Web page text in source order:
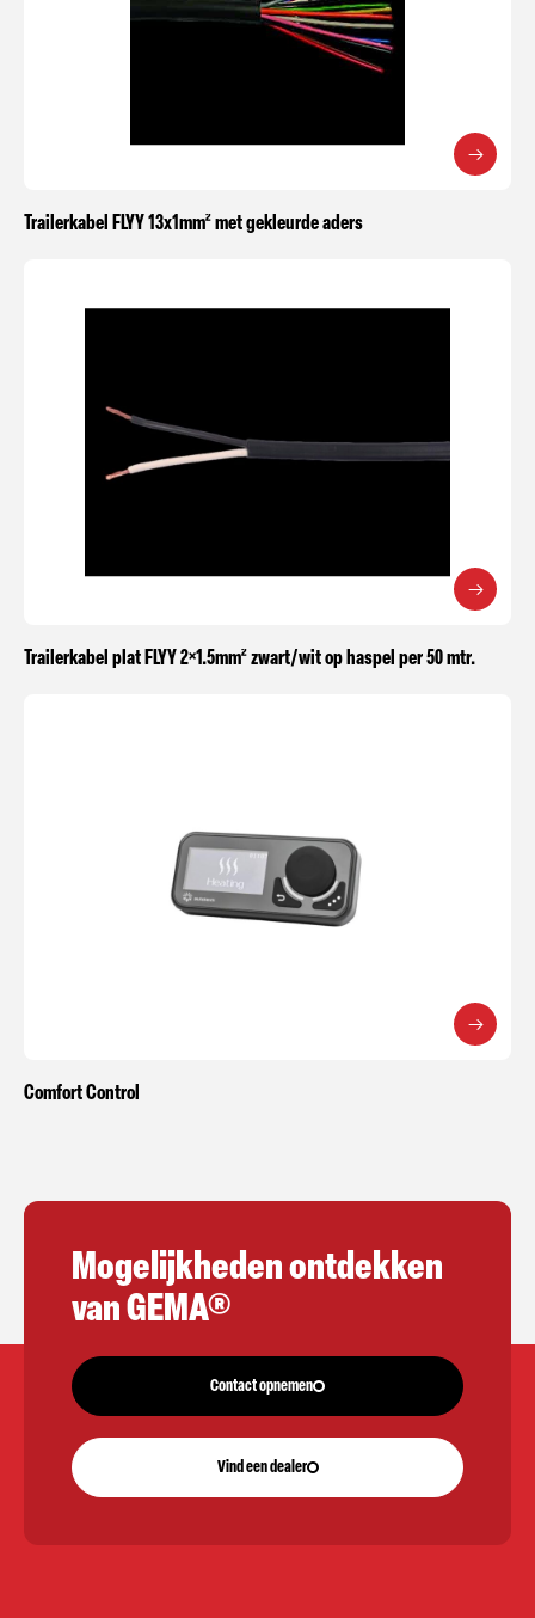
Trailerkabel FLYY 13x1mm² met gekleurde aders
Trailerkabel plat FLYY 2×1.5mm² zwart/wit op haspel per 50 mtr.
Comfort Control
Mogelijkheden ontdekken
van GEMA®
Contact opnemen
Vind een dealer